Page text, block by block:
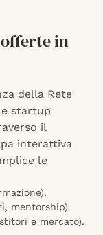
in
della Rete
e startup
il
interattiva
le
mentorship).
e mercato).